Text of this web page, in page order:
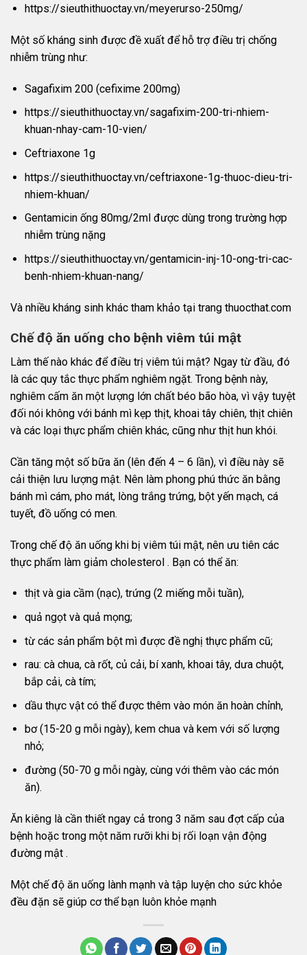
https://sieuthithuoctay.vn/meyerurso-250mg/
Một số kháng sinh được đề xuất để hỗ trợ điều trị chống
nhiễm trùng như:
Sagafixim 200 (cefixime 200mg)
https://sieuthithuoctay.vn/sagafixim-200-tri-nhiem-
khuan-nhay-cam-10-vien/
Ceftriaxone 1g
https://sieuthithuoctay.vn/ceftriaxone-1g-thuoc-dieu-tri-
nhiem-khuan/
Gentamicin ống 80mg/2ml được dùng trong trường hợp
nhiễm trùng nặng
https://sieuthithuoctay.vn/gentamicin-inj-10-ong-tri-cac-
benh-nhiem-khuan-nang/
Và nhiều kháng sinh khác tham khảo tại trang thuocthat.com
Chế độ ăn uống cho bệnh viêm túi mật
Làm thế nào khác để điều trị viêm túi mật? Ngay từ đầu, đó
là các quy tắc thực phẩm nghiêm ngặt. Trong bệnh này,
nghiêm cấm ăn một lượng lớn chất béo bão hòa, vì vậy tuyệt
đối nói không với bánh mì kẹp thịt, khoai tây chiên, thịt chiên
và các loại thực phẩm chiên khác, cũng như thịt hun khói.
Cần tăng một số bữa ăn (lên đến 4 – 6 lần), vì điều này sẽ
cải thiện lưu lượng mật. Nên làm phong phú thức ăn bằng
bánh mì cám, pho mát, lòng trắng trứng, bột yến mạch, cá
tuyết, đồ uống có men.
Trong chế độ ăn uống khi bị viêm túi mật, nên ưu tiên các
thực phẩm làm giảm cholesterol . Bạn có thể ăn:
thịt và gia cầm (nạc), trứng (2 miếng mỗi tuần),
quả ngọt và quả mọng;
từ các sản phẩm bột mì được đề nghị thực phẩm cũ;
rau: cà chua, cà rốt, củ cải, bí xanh, khoai tây, dưa chuột,
bắp cải, cà tím;
dầu thực vật có thể được thêm vào món ăn hoàn chỉnh,
bơ (15-20 g mỗi ngày), kem chua và kem với số lượng
nhỏ;
đường (50-70 g mỗi ngày, cùng với thêm vào các món
ăn).
Ăn kiêng là cần thiết ngay cả trong 3 năm sau đợt cấp của
bệnh hoặc trong một năm rưỡi khi bị rối loạn vận động
đường mật .
Một chế độ ăn uống lành mạnh và tập luyện cho sức khỏe
đều đặn sẽ giúp cơ thể bạn luôn khỏe mạnh